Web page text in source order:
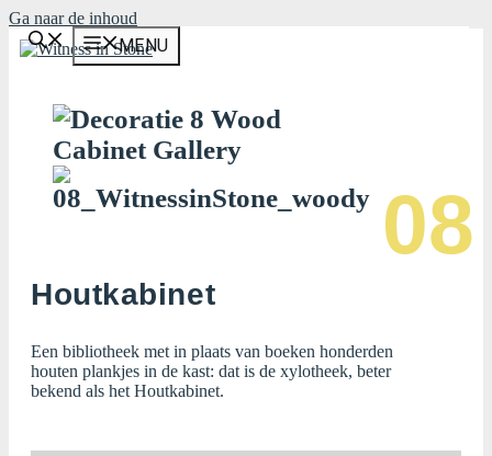
Ga naar de inhoud
MENU
08
Houtkabinet
Een bibliotheek met in plaats van boeken honderden
houten plankjes in de kast: dat is de xylotheek, beter
bekend als het Houtkabinet.